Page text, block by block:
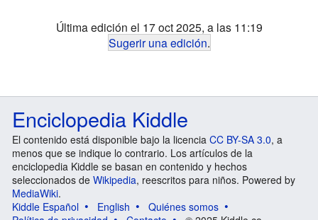
Última edición el 17 oct 2025, a las 11:19
Sugerir una edición.
Enciclopedia Kiddle
El contenido está disponible bajo la licencia CC BY-SA 3.0, a
menos que se indique lo contrario. Los artículos de la
enciclopedia Kiddle se basan en contenido y hechos
seleccionados de Wikipedia, reescritos para niños. Powered by
MediaWiki.
Kiddle Español
English
Quiénes somos